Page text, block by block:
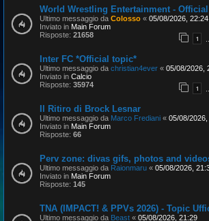
World Wrestling Entertainment - Official
Ultimo messaggio da Colosso « 05/08/2026, 22:24
Inviato in Main Forum
Risposte: 21658 1
Inter FC *Official topic*
Ultimo messaggio da christian4ever « 05/08/2026,
Inviato in Calcio
Risposte: 35974 1
Il Ritiro di Brock Lesnar
Ultimo messaggio da Marco Frediani « 05/08/
Inviato in Main Forum
Risposte: 66
Perv zone: divas gifs, photos and
Ultimo messaggio da Raionmaru « 05/08/2026,
Inviato in Main Forum
Risposte: 145
TNA (IMPACT! & PPVs 2026) - Topic
Ultimo messaggio da Beast « 05/08/2026, 21:29